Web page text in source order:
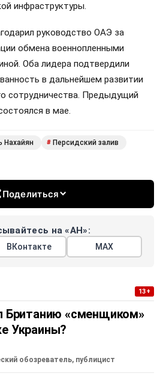
инфраструктуры.
руководство ОАЭ за
обмена военнопленными
Оба лидера подтвердили
в дальнейшем развитии
сотрудничества. Предыдущий
в мае.
Нахайян # Персидский залив
Поделиться
на «АН»:
ВКонтакте МАХ
13+
Британию «сменщиком»
Украины?
обозреватель, публицист